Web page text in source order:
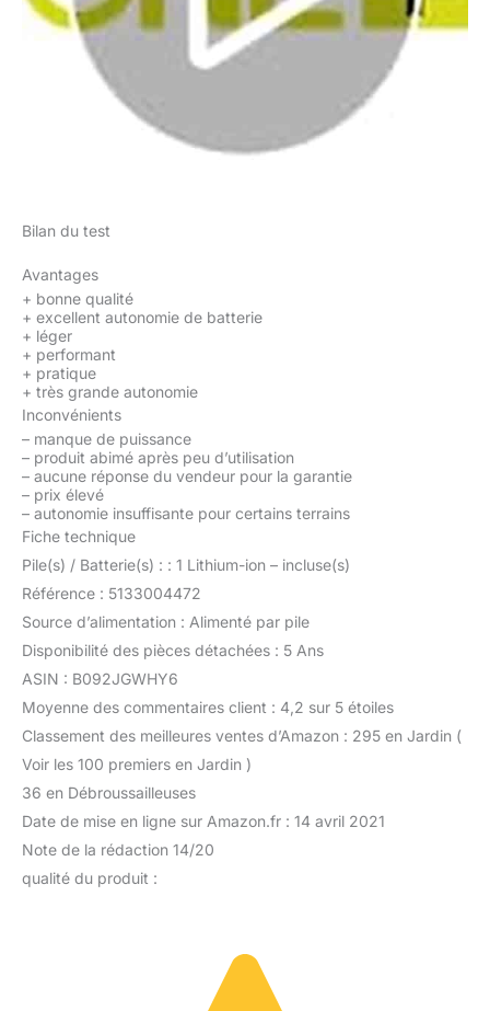
Bilan du test
Avantages
+ bonne qualité
+ excellent autonomie de batterie
+ léger
+ performant
+ pratique
+ très grande autonomie
Inconvénients
– manque de puissance
– produit abimé après peu d’utilisation
– aucune réponse du vendeur pour la garantie
– prix élevé
– autonomie insuffisante pour certains terrains
Fiche technique
Pile(s) / Batterie(s) : : 1 Lithium-ion – incluse(s)
Référence : 5133004472
Source d’alimentation : Alimenté par pile
Disponibilité des pièces détachées : 5 Ans
ASIN : B092JGWHY6
Moyenne des commentaires client : 4,2 sur 5 étoiles
Classement des meilleures ventes d’Amazon : 295 en Jardin (
Voir les 100 premiers en Jardin )
36 en Débroussailleuses
Date de mise en ligne sur Amazon.fr : 14 avril 2021
Note de la rédaction 14/20
qualité du produit :